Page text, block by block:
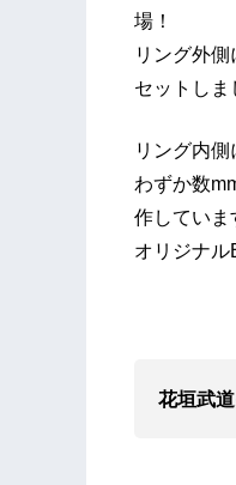
場！
リング外
セットしま
リング内
わずか数
作していま
オリジナル
花垣武